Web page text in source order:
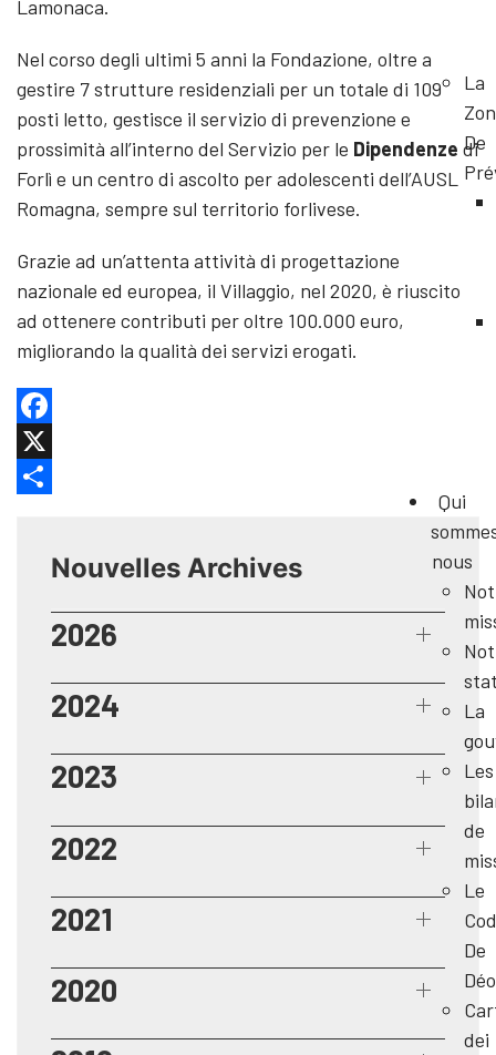
La
De
Qui
nous
La
Les
de
Le
De
dei
Lamonaca.
Nel corso degli ultimi 5 anni la Fondazione, oltre a
gestire 7 strutture residenziali per un totale di 109
posti letto, gestisce il servizio di prevenzione e
prossimità all’interno del Servizio per le Dipendenze di
Forlì e un centro di ascolto per adolescenti dell’AUSL
Romagna, sempre sul territorio forlivese.
Grazie ad un’attenta attività di progettazione
nazionale ed europea, il Villaggio, nel 2020, è riuscito
ad ottenere contributi per oltre 100.000 euro,
migliorando la qualità dei servizi erogati.
Facebook
X
Nouvelles Archives
2026
2024
2023
2022
2021
2020